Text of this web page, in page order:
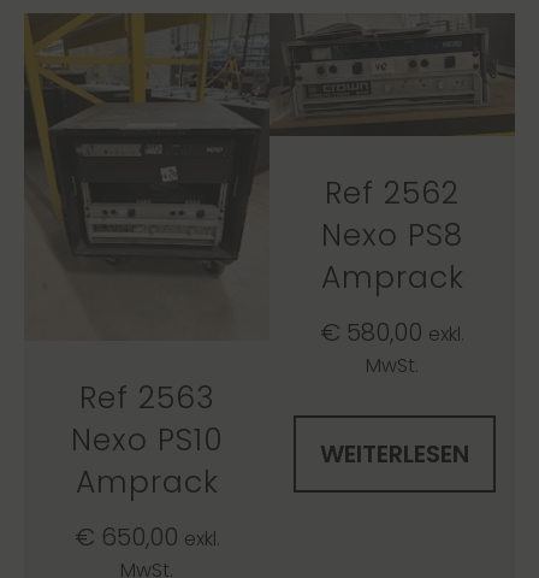
Ref 2563
Nexo PS10
Amprack
€ 650,00 exkl.
MwSt.
Ref 2562
Nexo PS8
Amprack
€ 580,00 exkl.
MwSt.
WEITERLESEN